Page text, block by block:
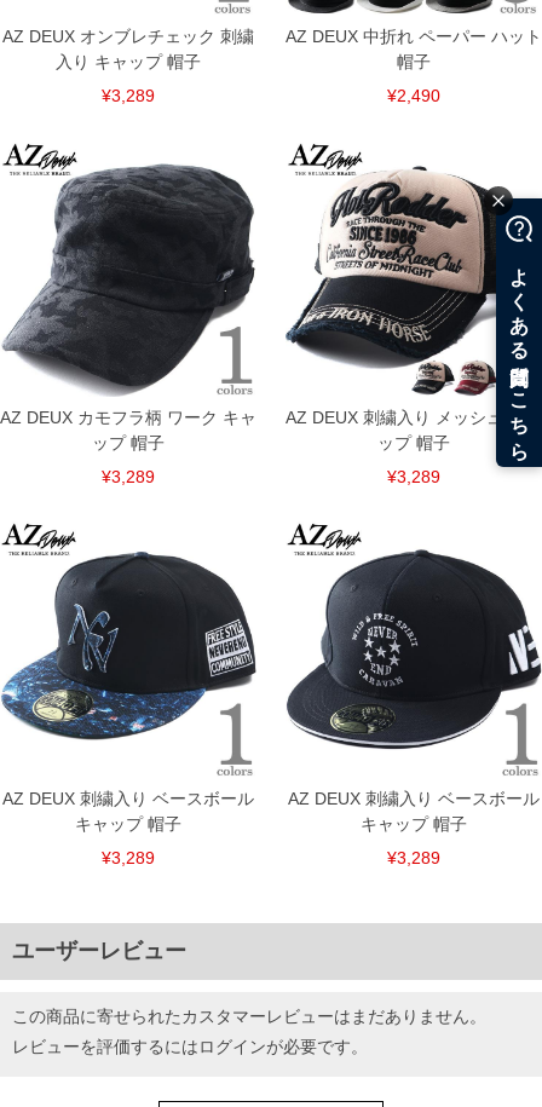
COLOR VARIATION
DETAIL
AZ DEUX オンブレチェック 刺繍
入り キャップ 帽子
¥3,289
AZ DEUX 中折れ ペーパー ハット
帽子
¥2,490
AZ DEUX カモフラ柄 ワーク キャ
ップ 帽子
¥3,289
AZ DEUX 刺繍入り メッシュ キャ
ップ 帽子
¥3,289
AZ DEUX 刺繍入り ベースボール
キャップ 帽子
¥3,289
AZ DEUX 刺繍入り ベースボール
キャップ 帽子
¥3,289
ユーザーレビュー
この商品に寄せられたカスタマーレビューはまだありません。
レビューを評価するにはログインが必要です。